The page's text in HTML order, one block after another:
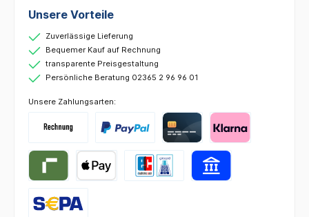
Unsere Vorteile
Zuverlässige Lieferung
Bequemer Kauf auf Rechnung
transparente Preisgestaltung
Persönliche Beratung 02365 2 96 96 01
Unsere Zahlungsarten: